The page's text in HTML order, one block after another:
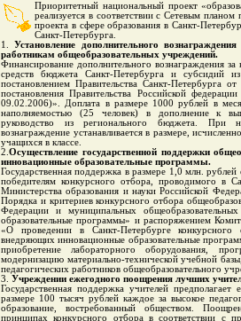
Приоритетный национальный проект
реализуется в соответствии с Сетевым
проекта в сфере образования в Санкт-
Санкт-Петербурга.
1.Установление дополнительного
работникам общеобразовательных учреждений.
Финансирование дополнительного вознаграждения за
средств бюджета Санкт-Петербурга и субсидий
постановлением Правительства Санкт-
постановления Правительства Российской
09.02.2006)». Доплата в размере 1000 рублей в
наполняемостью (25 человек) в дополнение к
руководство из регионального бюджета. При
вознаграждение устанавливается в размере,
учащихся в классе.
2. Осуществление государственной поддержки
инновационные образовательные программы.
Государственная поддержка в размере 1,0 млн.
победителям конкурсного отбора, проводимого в
Министерства образования и науки Российской
Порядка и критериев конкурсного отбора
Федерации и муниципальных
образовательные программы» и распоряжением
«О проведении в Санкт-Петербурге конкурсного
внедряющих инновационные образовательные
приобретение лабораторного оборудования,
модернизацию материально-технической учебной
педагогических работников общеобразовательного
3.
Учреждении ежегодного поощрения лучших
Государственная поддержка учителей
размере 100 тысяч рублей каждое за высокое
образование, востребованный обществом.
принципах конкурсного отбора в соответствии с